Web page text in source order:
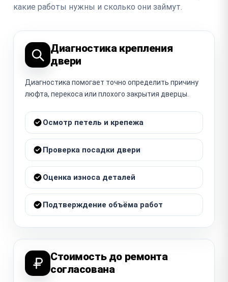
какие работы нужны и сколько они займут.
Диагностика крепления
двери
Диагностика помогает точно определить причину
люфта, перекоса или плохого закрытия дверцы.
Осмотр петель и крепежа
Проверка посадки двери
Оценка износа деталей
Подтверждение объёма работ
Стоимость до ремонта
согласована